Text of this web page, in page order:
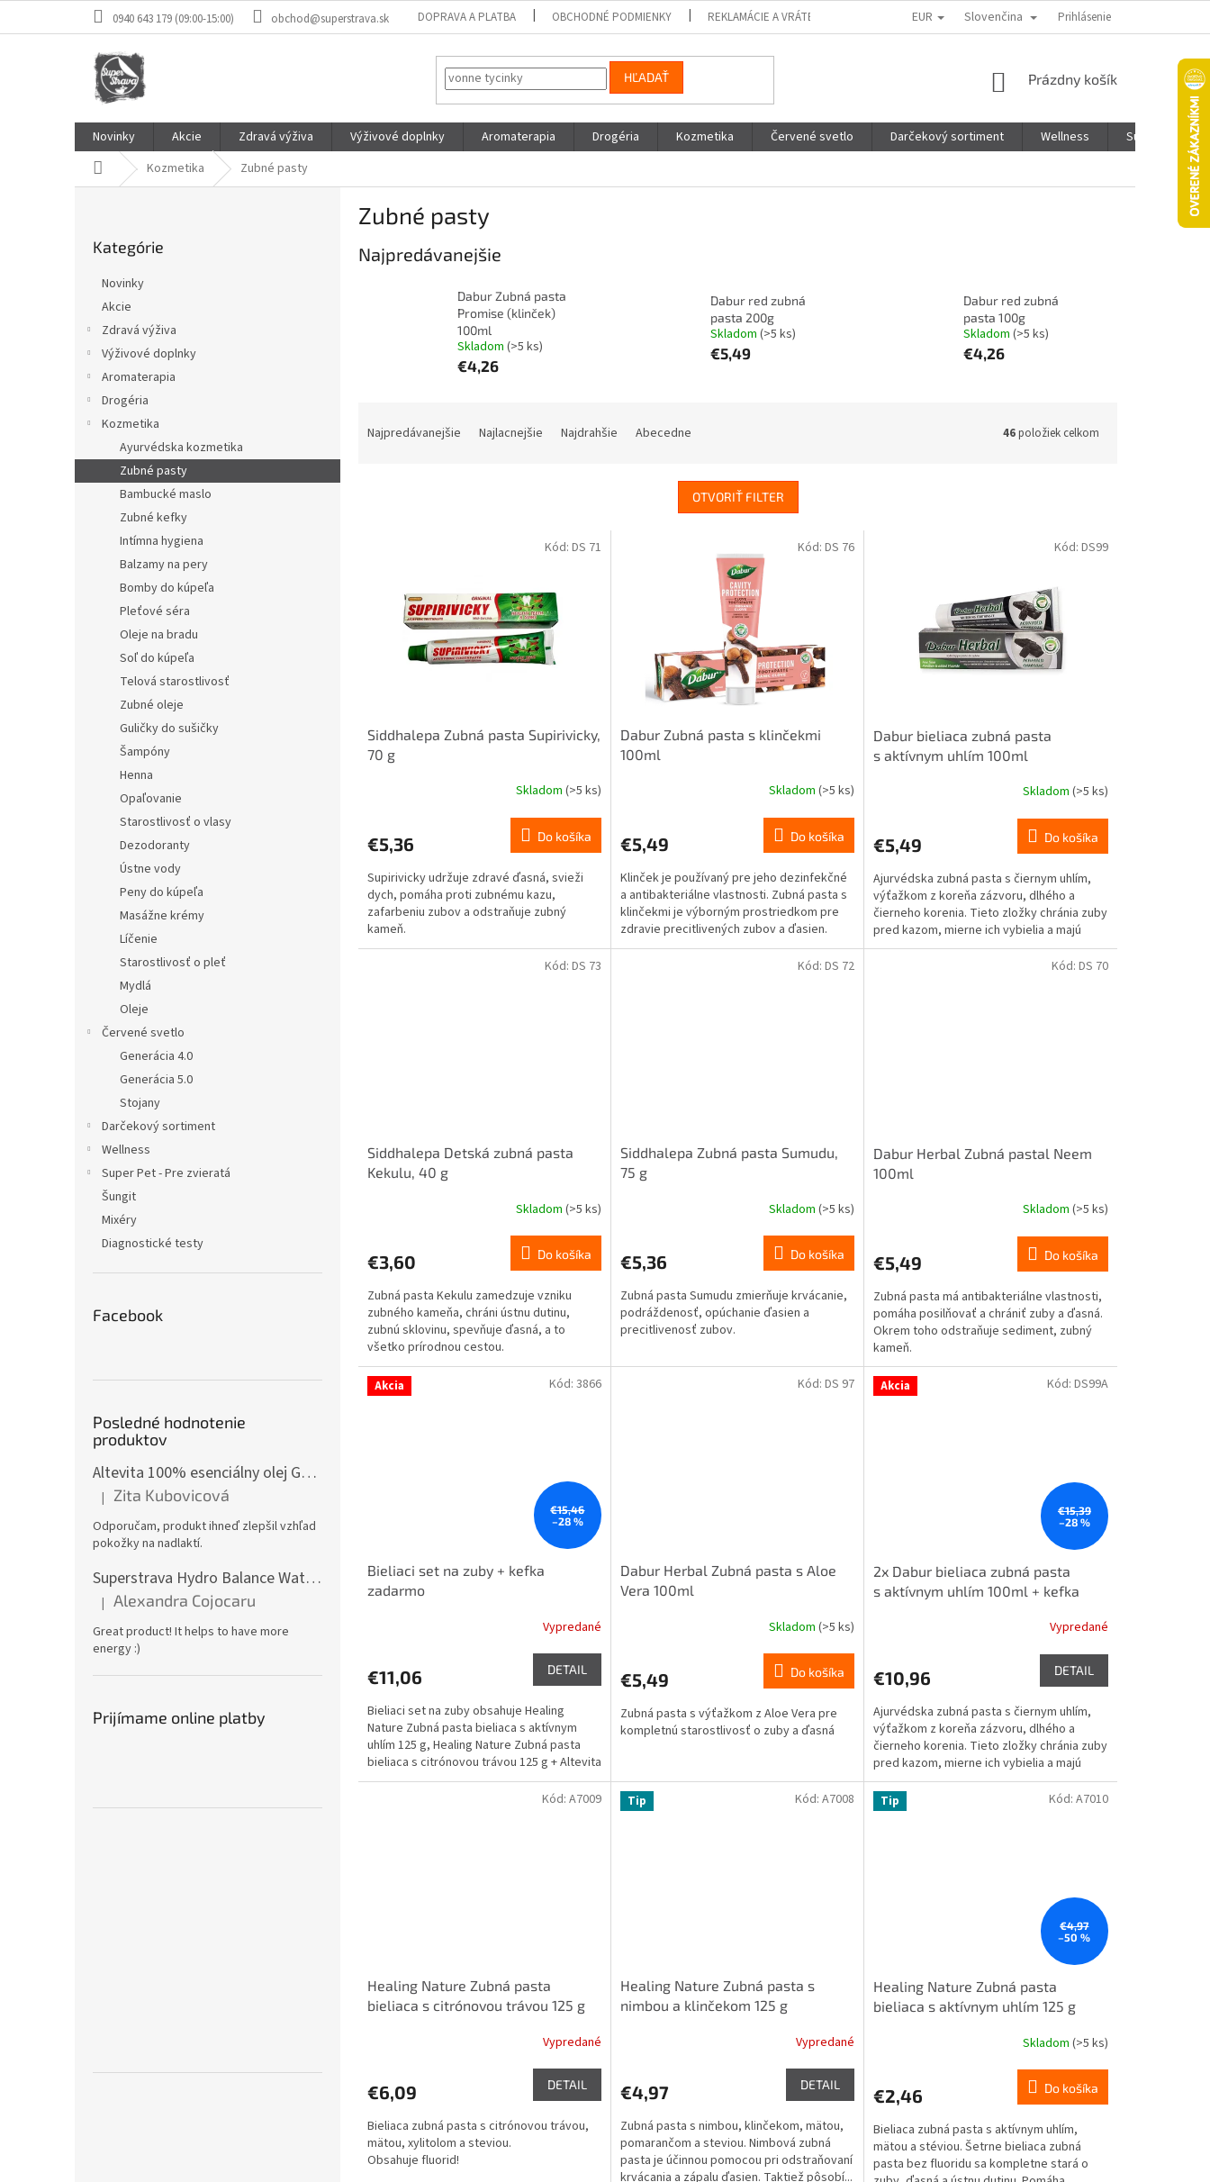
0940 643 179 (09:00-15:00) obchod@superstrava.sk DOPRAVA A PLATBA OBCHODNÉ PODMIENKY REKLAMÁCIE A VRÁTENIE TOVARU KTO SME PONUKA PRE INFLUENCEROV
EUR Slovenčina Prihlásenie
HĽADAŤ
NÁKUPNÝ
Prázdny košík
Novinky Akcie Zdravá výživa Výživové doplnky Aromaterapia Drogéria Kozmetika Červené svetlo Darčekový sortiment Wellness
Super Pet -
DomovKozmetika Zubné pasty
kategórie
Kategórie
Novinky
Akcie
Zdravá výživa
Výživové doplnky
Aromaterapia
Drogéria
Kozmetika
Ayurvédska kozmetika
Zubné pasty
Bambucké maslo
Zubné kefky
Intímna hygiena
Balzamy na pery
Bomby do kúpeľa
Pleťové séra
Oleje na bradu
Soľ do kúpeľa
Telová starostlivosť
Zubné oleje
Guličky do sušičky
Šampóny
Henna
Opaľovanie
Starostlivosť o vlasy
Dezodoranty
Ústne vody
Peny do kúpeľa
Masážne krémy
Líčenie
Starostlivosť o pleť
Mydlá
Oleje
Červené svetlo
Generácia 4.0
Generácia 5.0
Stojany
Darčekový sortiment
Wellness
Super Pet - Pre zvieratá
Šungit
Mixéry
Diagnostické testy
Facebook
Posledné hodnotenie
produktov
Altevita 100% esenciálny olej GÁFOR – Olej pozitívnej energie 10ml
Hodnotenie produktu je 5 z 5 hviezdičiek.
| Zita Kubovicová
Odporučam, produkt ihneď zlepšil vzhľad
pokožky na nadlaktí.
Superstrava Hydro Balance Watermelon electrolytes Box 30 x 4,7g
Hodnotenie produktu je 5 z 5 hviezdičiek.
| Alexandra Cojocaru
Great product! It helps to have more
energy :)
Prijímame online platby
Zubné pasty
Najpredávanejšie
Dabur Zubná pasta
Promise (klinček)
100ml
Skladom (>5 ks)
€4,26
Dabur red zubná
pasta 200g
Skladom (>5 ks)
€5,49
Dabur red zubná
pasta 100g
Skladom (>5 ks)
€4,26
Najpredávanejšie Najlacnejšie Najdrahšie Abecedne 46položiek celkom
OTVORIŤ FILTER
Siddhalepa Zubná pasta Supirivicky,
70 g
je
z
5
hviezdičiek.
Skladom (>5 ks)
€5,36 Do košíka
Supirivicky udržuje zdravé ďasná, svieži
dych, pomáha proti zubnému kazu,
zafarbeniu zubov a odstraňuje zubný
kameň.
Kód: DS 71
Dabur Zubná pasta s klinčekmi
100ml
je
z
5
hviezdičiek.
Skladom (>5 ks)
€5,49 Do košíka
Klinček je používaný pre jeho dezinfekčné
a antibakteriálne vlastnosti. Zubná pasta s
klinčekmi je výborným prostriedkom pre
zdravie precitlivených zubov a ďasien.
Kód: DS 76
Dabur bieliaca zubná pasta
s aktívnym uhlím 100ml
Skladom (>5 ks)
€5,49 Do košíka
Ajurvédska zubná pasta s čiernym uhlím,
výťažkom z koreňa zázvoru, dlhého a
čierneho korenia. Tieto zložky chránia zuby
pred kazom, mierne ich vybielia a majú
pozitívny vplyv na...
Kód: DS99
Siddhalepa Detská zubná pasta
Kekulu, 40 g
Skladom (>5 ks)
€3,60 Do košíka
Zubná pasta Kekulu zamedzuje vzniku
zubného kameňa, chráni ústnu dutinu,
zubnú sklovinu, spevňuje ďasná, a to
všetko prírodnou cestou.
Kód: DS 73
Siddhalepa Zubná pasta Sumudu,
75 g
je
z
5
hviezdičiek.
Skladom (>5 ks)
€5,36 Do košíka
Zubná pasta Sumudu zmierňuje krvácanie,
podráždenosť, opúchanie ďasien a
precitlivenosť zubov.
Kód: DS 72
Dabur Herbal Zubná pastal Neem
100ml
je
z
5
hviezdičiek.
Skladom (>5 ks)
€5,49 Do košíka
Zubná pasta má antibakteriálne vlastnosti,
pomáha posilňovať a chrániť zuby a ďasná.
Okrem toho odstraňuje sediment, zubný
kameň.
Kód: DS 70
Akcia
€15,46
–28 %
Bieliaci set na zuby + kefka
zadarmo
Vypredané
€11,06 DETAIL
Bieliaci set na zuby obsahuje Healing
Nature Zubná pasta bieliaca s aktívnym
uhlím 125 g, Healing Nature Zubná pasta
bieliaca s citrónovou trávou 125 g + Altevita
Bambusová...
Kód: 3866
Dabur Herbal Zubná pasta s Aloe
Vera 100ml
Skladom (>5 ks)
€5,49 Do košíka
Zubná pasta s výťažkom z Aloe Vera pre
kompletnú starostlivosť o zuby a ďasná
Kód: DS 97 Akcia
€15,39
–28 %
2x Dabur bieliaca zubná pasta
s aktívnym uhlím 100ml + kefka
Vypredané
€10,96 DETAIL
Ajurvédska zubná pasta s čiernym uhlím,
výťažkom z koreňa zázvoru, dlhého a
čierneho korenia. Tieto zložky chránia zuby
pred kazom, mierne ich vybielia a majú
pozitívny vplyv na...
Kód: DS99A
Healing Nature Zubná pasta
bieliaca s citrónovou trávou 125 g
Vypredané
€6,09 DETAIL
Bieliaca zubná pasta s citrónovou trávou,
mätou, xylitolom a steviou.
Obsahuje fluorid!
Kód: A7009 Tip
Healing Nature Zubná pasta s
nimbou a klinčekom 125 g
Vypredané
€4,97 DETAIL
Zubná pasta s nimbou, klinčekom, mätou,
pomarančom a steviou. Nimbová zubná
pasta je účinnou pomocou pri odstraňovaní
krvácania a zápalu ďasien. Taktiež pôsobí...
Kód: A7008 Tip
€4,97
–50 %
Healing Nature Zubná pasta
bieliaca s aktívnym uhlím 125 g
Skladom (>5 ks)
€2,46 Do košíka
Bieliaca zubná pasta s aktívnym uhlím,
mätou a stéviou. Šetrne bieliaca zubná
pasta bez fluoridu sa kompletne stará o
Kód: A7010